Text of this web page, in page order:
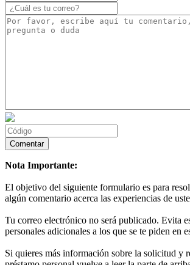
Nota Importante:
El objetivo del siguiente formulario es para
algún comentario acerca las experiencias de
Tu correo electrónico no será publicado. Evita
personales adicionales a los que se te piden en
Si quieres más información sobre la solicitud y